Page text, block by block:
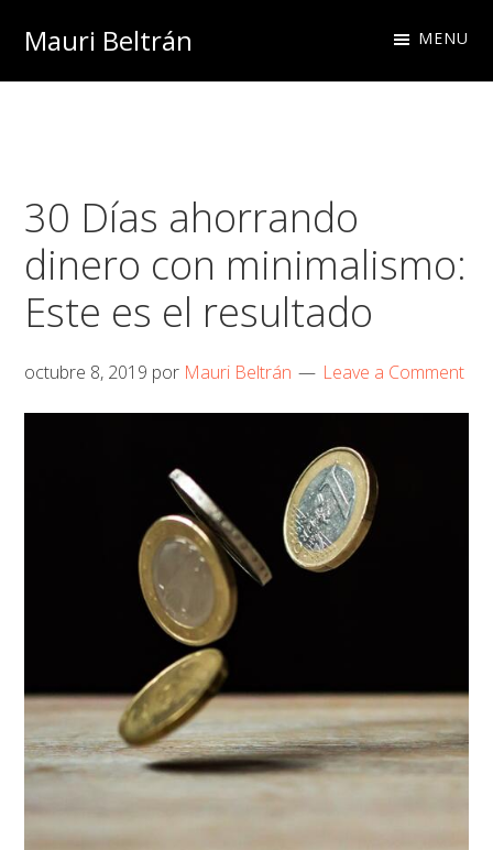
primary
main
footer
Mauri Beltrán MENU
30 Días ahorrando
dinero con minimalismo:
Este es el resultado
octubre 8, 2019 por Mauri Beltrán Leave a Comment